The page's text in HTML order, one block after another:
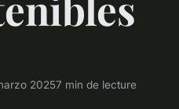
20257 min de lecture